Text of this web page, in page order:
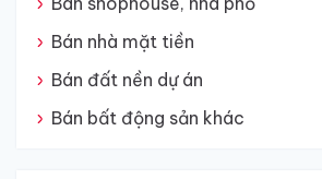
Bán nhà mặt tiền
Bán đất nền dự án
Bán bất động sản khác